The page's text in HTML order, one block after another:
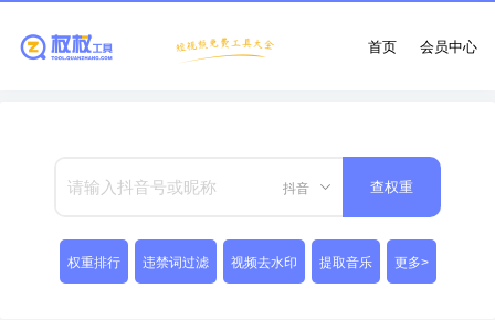
会员中心
首页
抖音 查权重
权重排行 违禁词过滤 视频去水印 提取音乐 更多>